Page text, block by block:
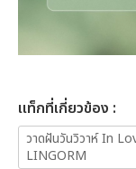
เเท็กที่เกี่ยวข้อง :
วาดฝันวันวิวาห์ In
LINGORM